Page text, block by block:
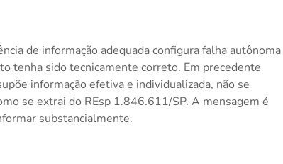
de informação adequada configura falha autônoma
tenha sido tecnicamente correto. Em precedente
informação efetiva e individualizada, não se
se extrai do REsp 1.846.611/SP. A mensagem é
substancialmente.